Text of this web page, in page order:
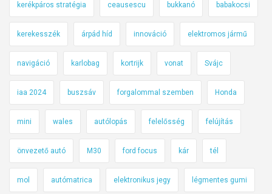
kerékpáros stratégia ceausescu bukkanó babakocsi
kerekesszék árpád híd innováció elektromos jármű
navigáció karlobag kortrijk vonat Svájc
iaa 2024 buszsáv forgalommal szemben Honda
mini wales autólopás felelősség felújítás
önvezető autó M30 ford focus kár tél
mol autómatrica elektronikus jegy légmentes gumi